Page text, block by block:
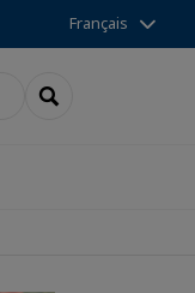
Français
RECHERCHER